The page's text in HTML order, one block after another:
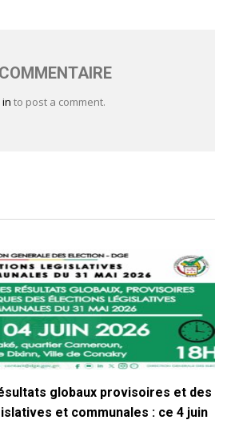
to post a comment.
globaux provisoires et des
et communales : ce 4 juin